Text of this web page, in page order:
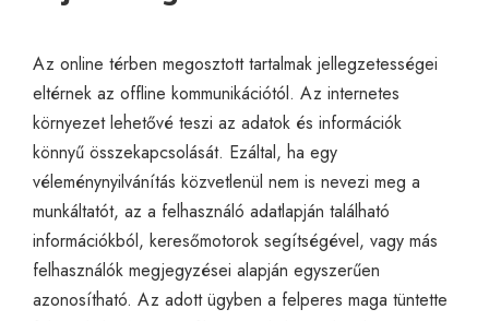
Az online térben megosztott tartalmak jellegzetességei
eltérnek az offline kommunikációtól. Az internetes
környezet lehetővé teszi az adatok és információk
könnyű összekapcsolását. Ezáltal, ha egy
véleménynyilvánítás közvetlenül nem is nevezi meg a
munkáltatót, az a felhasználó adatlapján található
információkból, keresőmotorok segítségével, vagy más
felhasználók megjegyzései alapján egyszerűen
azonosítható. Az adott ügyben a felperes maga tüntette